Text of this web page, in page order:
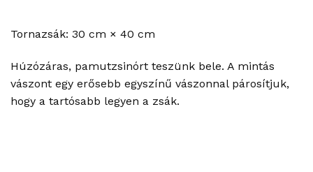
Tornazsák: 30 cm × 40 cm
Húzózáras, pamutzsinórt teszünk bele. A mintás
vászont egy erősebb egyszínű vászonnal párosítjuk,
hogy a tartósabb legyen a zsák.